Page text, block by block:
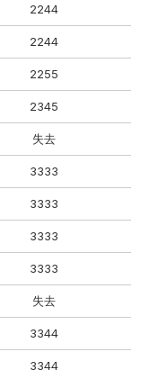
2244
2244
2255
2345
失去
3333
3333
3333
3333
失去
3344
3344